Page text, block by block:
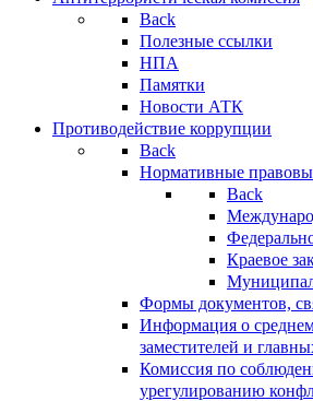
Back
Полезные ссылки
НПА
Памятки
Новости АТК
Противодействие коррупции
Back
Нормативные
Back
Краевое
Формы документов,
Информация о
заместителей и
Комиссия по
урегулированию